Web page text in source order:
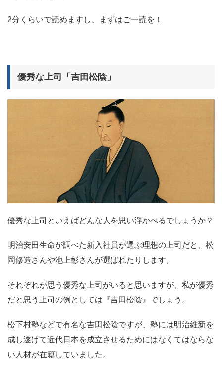
2分くらいで読めますし、まずはご一読を！
優秀な上司「吉田松陰」
優秀な上司といえばどんな人を思い浮かべるでしょうか？
明治安田生命が調べた新入社員が選ぶ理想の上司だと、松
岡修造さんや池上彰さんが選ばれたりします。
それぞれが思う優秀な上司がいると思いますが、私が優秀
だと思う上司の例としては『吉田松陰』でしょう。
松下村塾などで有名な吉田松陰ですが、塾には明治維新を
成し遂げて近代日本を成立させるためにはなくてはならな
い人材が在籍していました。